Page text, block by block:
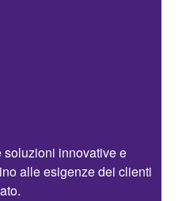
soluzioni innovative e
alle esigenze dei clienti